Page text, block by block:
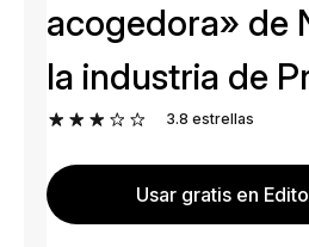
acogedora» de
la industria de
3.8 estrellas
Usar gratis en